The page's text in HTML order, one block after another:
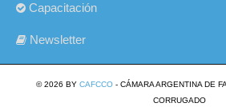
Capacitación
Newsletter
© 2026 BY CAFCCO- CÁMARA ARGENTINA DE
CORRUGADO